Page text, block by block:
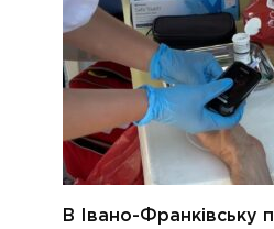
В Івано-Франківську